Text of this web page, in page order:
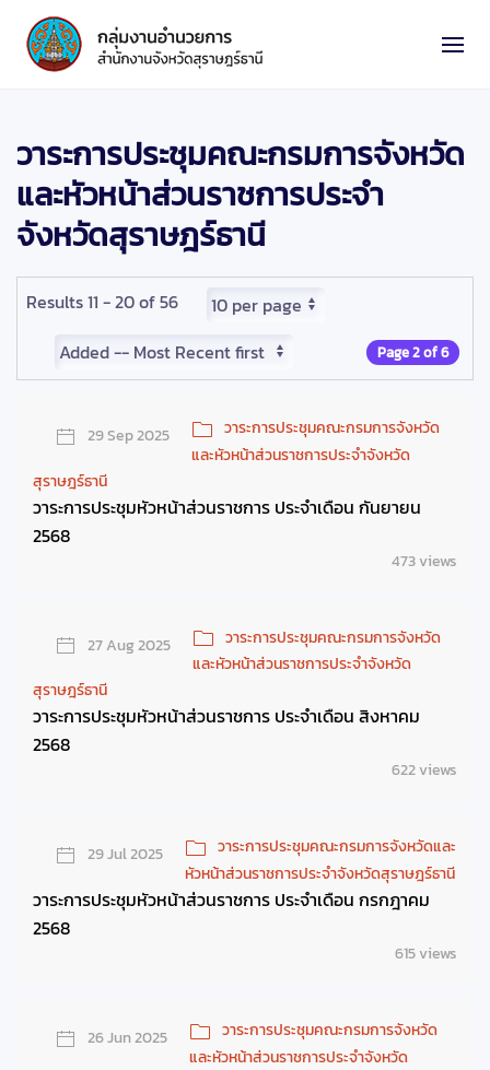
วาระการประชุมคณะกรมการจังหวัด
และหัวหน้าส่วนราชการประจำ
จังหวัดสุราษฎร์ธานี
Results 11 - 20 of 56
Page 2 of 6
29 Sep 2025
วาระการประชุมคณะกรมการจังหวัด
และหัวหน้าส่วนราชการประจำจังหวัด
สุราษฎร์ธานี
วาระการประชุมหัวหน้าส่วนราชการ ประจำเดือน กันยายน
2568
473 views
27 Aug 2025
วาระการประชุมคณะกรมการจังหวัด
และหัวหน้าส่วนราชการประจำจังหวัด
สุราษฎร์ธานี
วาระการประชุมหัวหน้าส่วนราชการ ประจำเดือน สิงหาคม
2568
622 views
29 Jul 2025
วาระการประชุมคณะกรมการจังหวัดและ
หัวหน้าส่วนราชการประจำจังหวัดสุราษฎร์ธานี
วาระการประชุมหัวหน้าส่วนราชการ ประจำเดือน กรกฎาคม
2568
615 views
26 Jun 2025
วาระการประชุมคณะกรมการจังหวัด
และหัวหน้าส่วนราชการประจำจังหวัด